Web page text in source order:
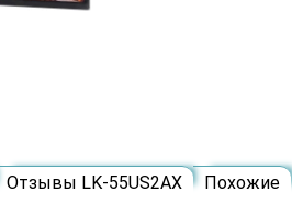
Отзывы LK-55US2AX Похожие